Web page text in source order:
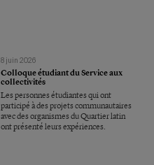
8 juin 2026
Colloque étudiant du Service aux
collectivités
Les personnes étudiantes qui ont
participé à des projets communautaires
avec des organismes du Quartier latin
ont présenté leurs expériences.